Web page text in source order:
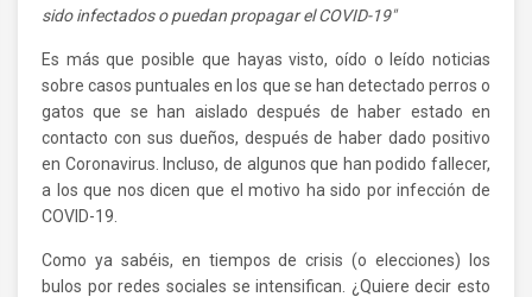
sido infectados o puedan propagar el COVID-19"
Es más que posible que hayas visto, oído o leído noticias
sobre casos puntuales en los que se han detectado perros o
gatos que se han aislado después de haber estado en
contacto con sus dueños, después de haber dado positivo
en Coronavirus. Incluso, de algunos que han podido fallecer,
a los que nos dicen que el motivo ha sido por infección de
COVID-19.
Como ya sabéis, en tiempos de crisis (o elecciones) los
bulos por redes sociales se intensifican. ¿Quiere decir esto